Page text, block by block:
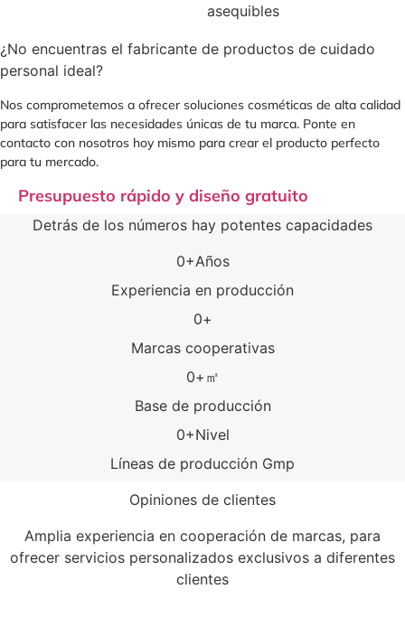
asequibles
¿No encuentras el fabricante de productos de cuidado
personal ideal?
Nos comprometemos a ofrecer soluciones cosméticas de alta calidad
para satisfacer las necesidades únicas de tu marca. Ponte en
contacto con nosotros hoy mismo para crear el producto perfecto
para tu mercado.
Presupuesto rápido y diseño gratuito
Detrás de los números hay potentes capacidades
Experiencia en producción
0+Años
Marcas cooperativas
0+
Base de producción
0+㎡
Líneas de producción Gmp
0+Nivel
Opiniones de clientes
Amplia experiencia en cooperación de marcas, para
ofrecer servicios personalizados exclusivos a diferentes
clientes